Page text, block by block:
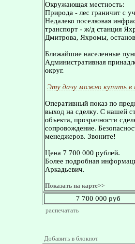
Окружающая местность:
Природа - лес граничит с
Недалеко поселковая
транспорт - ж/д станция
Дмитрова, Яхромы,
Ближайшие населенные
Административная
округ.
Эту дачу можно купить в
Оперативный показ по
выход на сделку. С нашей
объекта, прозрачности
сопровождение.
менеджеров. Звоните!
Цена 7 700 000 рублей.
Более подробная
Аркадьевич.
Показать на карте>>
7 700 000 руб
распечатать
Добавить в блокнот